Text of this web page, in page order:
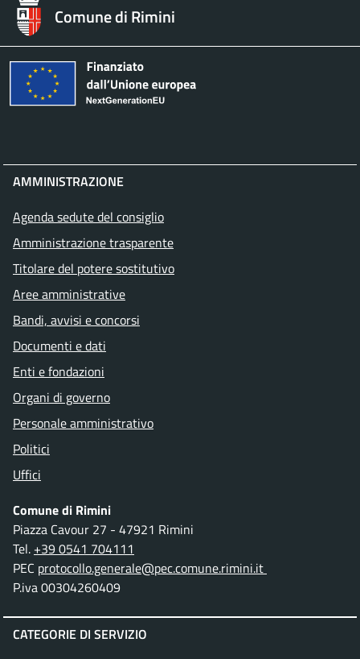
Comune di Rimini
AMMINISTRAZIONE
Agenda sedute del consiglio
Amministrazione trasparente
Titolare del potere sostitutivo
Aree amministrative
Bandi, avvisi e concorsi
Documenti e dati
Enti e fondazioni
Organi di governo
Personale amministrativo
Politici
Uffici
Comune di Rimini
Piazza Cavour 27 - 47921 Rimini
Tel. +39 0541 704111
PEC protocollo.generale@pec.comune.rimini.it
P.iva 00304260409
CATEGORIE DI SERVIZIO